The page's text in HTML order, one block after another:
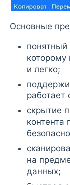
Основные
понятный
которому
и легко;
скрытие
контента
на
данных;